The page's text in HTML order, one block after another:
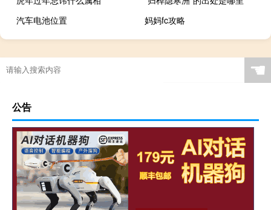
汽车电池位置
妈妈fc攻略
☚
公告